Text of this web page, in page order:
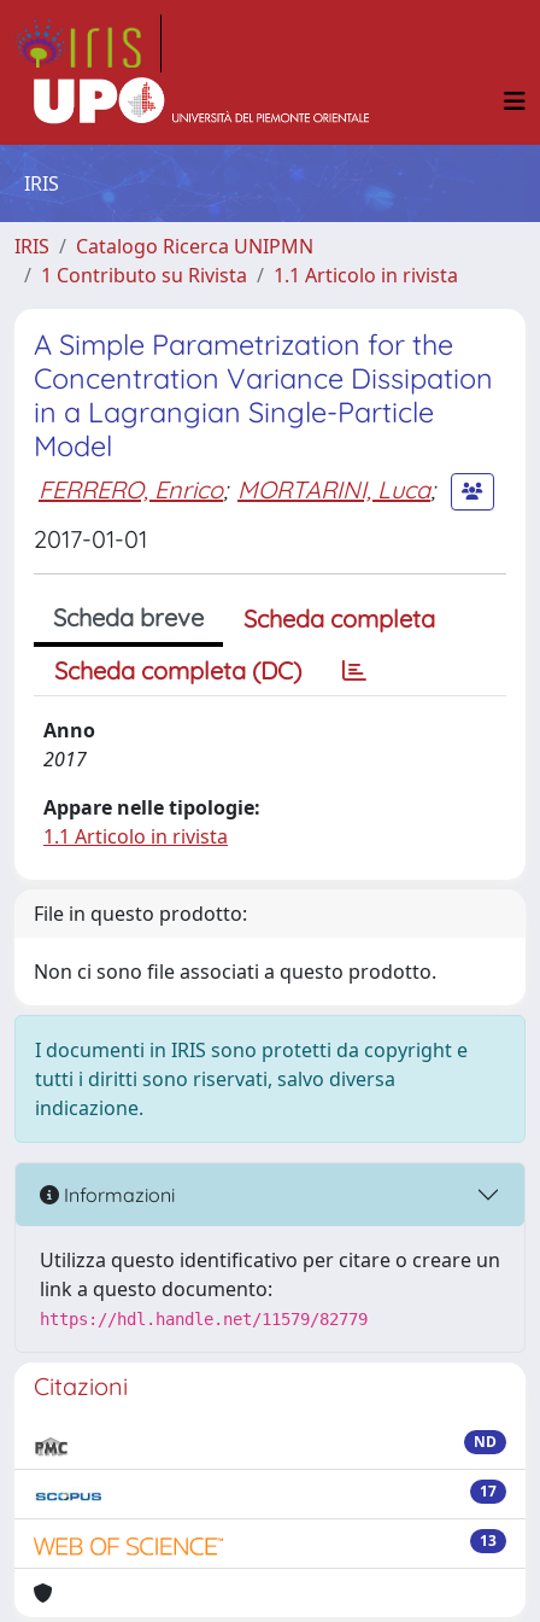
IRIS
IRIS
Catalogo Ricerca UNIPMN
1 Contributo su Rivista
1.1 Articolo in rivista
A Simple Parametrization for the
Concentration Variance Dissipation
in a Lagrangian Single-Particle
Model
FERRERO, Enrico; MORTARINI, Luca;
2017-01-01
Scheda breve
Scheda completa
Scheda completa (DC)
Anno
2017
Appare nelle tipologie:
1.1 Articolo in rivista
File in questo prodotto:
Non ci sono file associati a questo prodotto.
I documenti in IRIS sono protetti da copyright e
tutti i diritti sono riservati, salvo diversa
indicazione.
Informazioni
Utilizza questo identificativo per citare o creare un
link a questo documento:
https://hdl.handle.net/11579/82779
Citazioni
ND
17
13